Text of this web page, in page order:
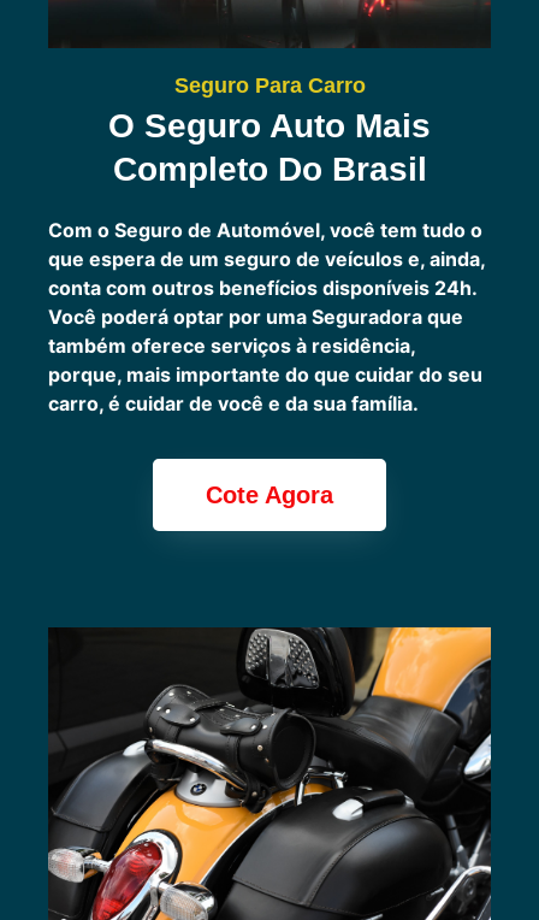
Seguro Para Carro
O Seguro Auto Mais
Completo Do Brasil
Com o Seguro de Automóvel, você tem tudo o
que espera de um seguro de veículos e, ainda,
conta com outros benefícios disponíveis 24h.
Você poderá optar por uma Seguradora que
também oferece serviços à residência,
porque, mais importante do que cuidar do seu
carro, é cuidar de você e da sua família.
Cote Agora